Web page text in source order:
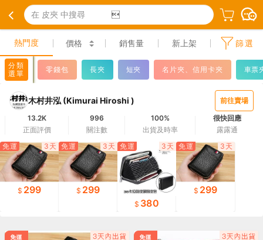
在 皮夾 中搜尋 
熱門度 價格 銷售量 新上架 篩選
分類
選單
零錢包 長夾 短夾 名片夾、信用卡夾 車票
木村井泓 (Kimurai Hiroshi )
前往賣場
13.2K
正面評價
996
關注數
100%
出貨及時率
很快回應
露露通
免運
3天
299
免運 3天
299
免運 3天
380
免運 3天
299